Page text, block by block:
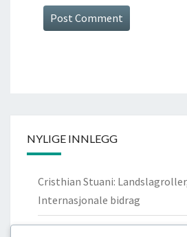
NYLIGE INNLEGG
Cristhian Stuani:
Internasjonale bidrag